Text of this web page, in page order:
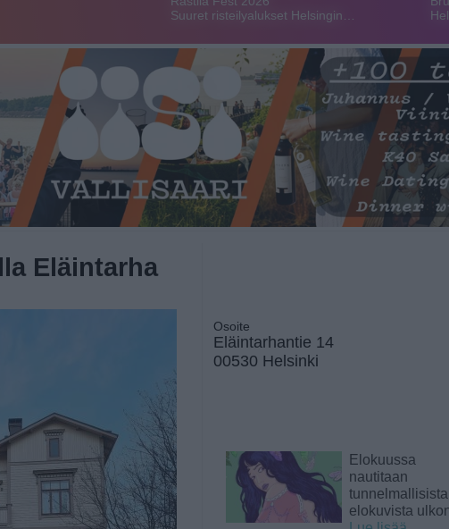
Suuret risteilyalukset Helsingin…
Eläintarha
Osoite
Eläintarhantie 14
00530 Helsinki
Elokuussa
nautitaan
tunnelmallisista
elokuvista